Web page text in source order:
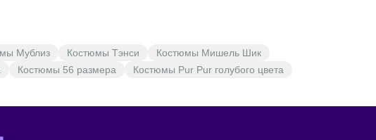
Мублиз Костюмы Тэнси
Костюмы Мишель Шик
Костюмы 56 размера
Костюмы Pur Pur голубого цвета